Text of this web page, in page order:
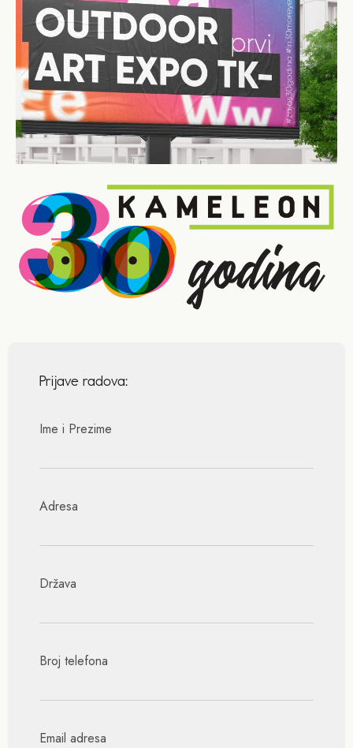
Prijave radova:
Ime i Prezime
Adresa
Država
Broj telefona
Email adresa